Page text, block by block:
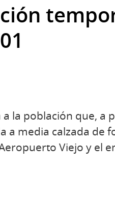
a la población que, a
a media calzada de
Viejo y el